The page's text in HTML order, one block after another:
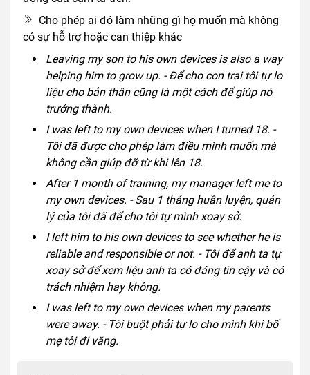
Cho phép ai đó làm những gì họ muốn mà không
có sự hỗ trợ hoặc can thiệp khác
Leaving my son to his own devices is also a way
helping him to grow up. - Để cho con trai tôi tự lo
liệu cho bản thân cũng là một cách để giúp nó
trưởng thành.
I was left to my own devices when I turned 18. -
Tôi đã được cho phép làm điều mình muốn mà
không cần giúp đỡ từ khi lên 18.
After 1 month of training, my manager left me to
my own devices. - Sau 1 tháng huần luyện, quản
lý của tôi đã để cho tôi tự mình xoay sở.
I left him to his own devices to see whether he is
reliable and responsible or not. - Tôi để anh ta tự
xoay sở để xem liệu anh ta có đáng tin cậy và có
trách nhiệm hay không.
I was left to my own devices when my parents
were away. - Tôi buột phải tự lo cho mình khi bố
mẹ tôi đi vắng.